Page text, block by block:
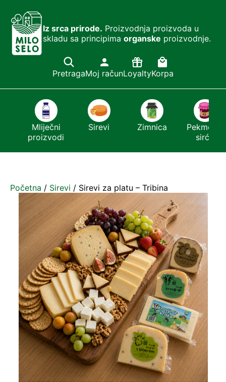
Iz srca prirode. Proizvodnja proizvoda u
skladu sa principima organske proizvodnje.
PretragaMoj računLoyaltyKorpa
Mliječni
proizvodi
Sirevi Zimnica
Pekmezi i
sirće
Početna / Sirevi / Sirevi za platu – Tribina